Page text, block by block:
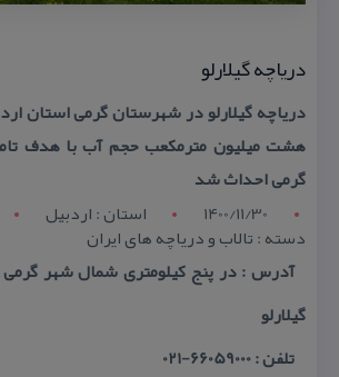
دریاچه گیلارلو
هشت میلیون مترمكعب حجم آب با هدف
گرمی احداث شد
1400/11/30
استان : اردبيل
دسته : تالاب و دریاچه های ایران
آدرس : در پنج كیلومتری شمال شهر گرمی
گیلارلو
تلفن : 66059000-021